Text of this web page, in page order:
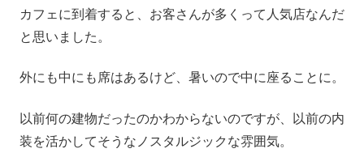
カフェに到着すると、お客さんが多くって人気店なんだ
と思いました。
外にも中にも席はあるけど、暑いので中に座ることに。
以前何の建物だったのかわからないのですが、以前の内
装を活かしてそうなノスタルジックな雰囲気。